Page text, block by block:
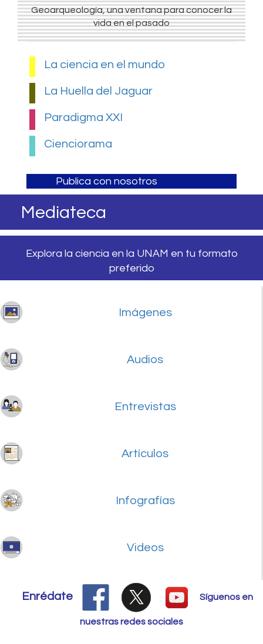
Geoarqueología, una ventana para conocer la
vida en el pasado
La ciencia en el mundo
La Huella del Jaguar
Paradigma XXI
Cienciorama
Publica con nosotros
Mediateca
Explora la ciencia en la UNAM en tu formato
preferido
Imágenes
Audios
Entrevistas
Artículos
Infografías
Videos
Enrédate Síguenos en
nuestras redes sociales